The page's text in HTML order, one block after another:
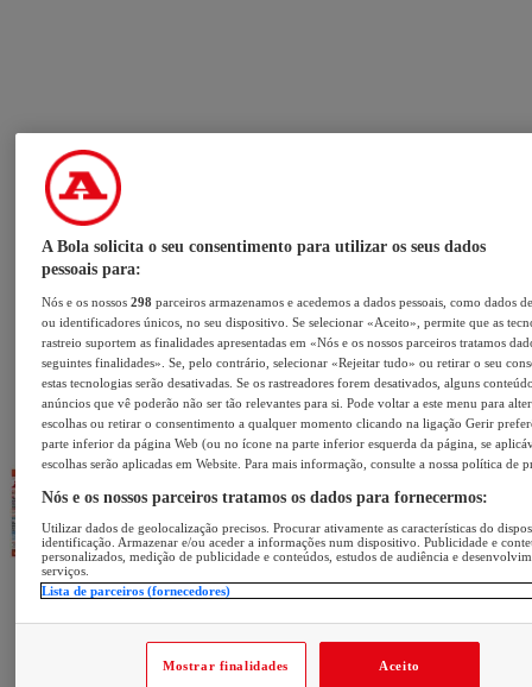
A Bola solicita o seu consentimento para utilizar os seus dados
pessoais para:
Nós e os nossos298 parceiros armazenamos e acedemos a dados pessoais, como dados
ou identificadores únicos, no seu dispositivo. Se selecionar «Aceito», permite que as
rastreio suportem as finalidades apresentadas em «Nós e os nossos parceiros tratamos
seguintes finalidades». Se, pelo contrário, selecionar «Rejeitar tudo» ou retirar o seu
estas tecnologias serão desativadas. Se os rastreadores forem desativados, alguns
anúncios que vê poderão não ser tão relevantes para si. Pode voltar a este menu para
escolhas ou retirar o consentimento a qualquer momento clicando na ligação Gerir
parte inferior da página Web (ou no ícone na parte inferior esquerda da página, se
escolhas serão aplicadas em Website. Para mais informação, consulte a nossa política de
Nós e os nossos parceiros tratamos os dados para fornecermos:
Utilizar dados de geolocalização precisos. Procurar ativamente as características do
identificação. Armazenar e/ou aceder a informações num dispositivo. Publicidade e
personalizados, medição de publicidade e conteúdos, estudos de audiência e
serviços.
Lista de parceiros (fornecedores)
Mostrar finalidades Aceito